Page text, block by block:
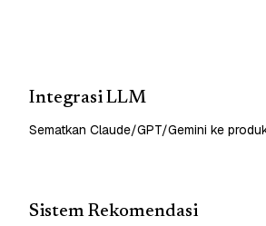
Integrasi LLM
Sematkan Claude/GPT/Gemini ke
Sistem Rekomendasi